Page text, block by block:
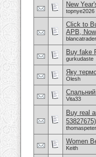
New
topnye2026
Click to
APB, Now
blancatrader
Buy fake
gurkudaste
Яку
Olesh
Спальний
Vita33
Buy real
53827675)
Women
Keith